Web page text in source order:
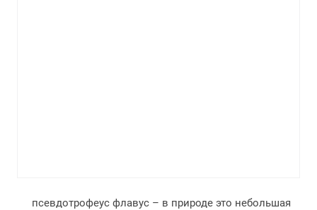
псевдотрофеус флавус – в природе это небольшая